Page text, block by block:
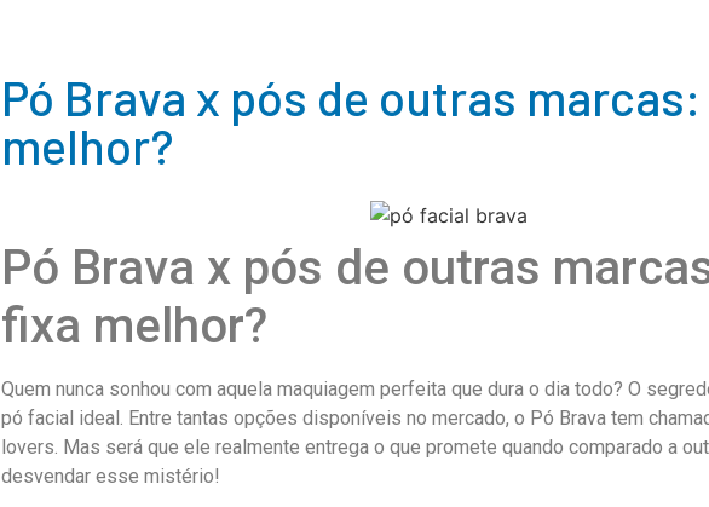
Pó Brava x pós de outras
melhor?
Pó Brava x pós de outras
fixa melhor?
Quem nunca sonhou com aquela maquiagem perfeita que dura o dia todo? O
pó facial ideal. Entre tantas opções disponíveis no mercado, o Pó Brava tem
lovers. Mas será que ele realmente entrega o que promete quando comparado a
desvendar esse mistério!